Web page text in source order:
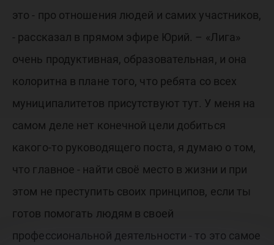
это - про отношения людей и самих участников,
- рассказал в прямом эфире Юрий. – «Лига»
очень продуктивная, образовательная, и она
колоритна в плане того, что ребята со всех
муниципалитетов присутствуют тут. У меня на
самом деле нет конечной цели добиться
какого-то руководящего поста, я думаю о том,
что главное - найти своё место в жизни и при
этом не преступить своих принципов, если ты
готов помогать людям в своей
профессиональной деятельности - то это самое